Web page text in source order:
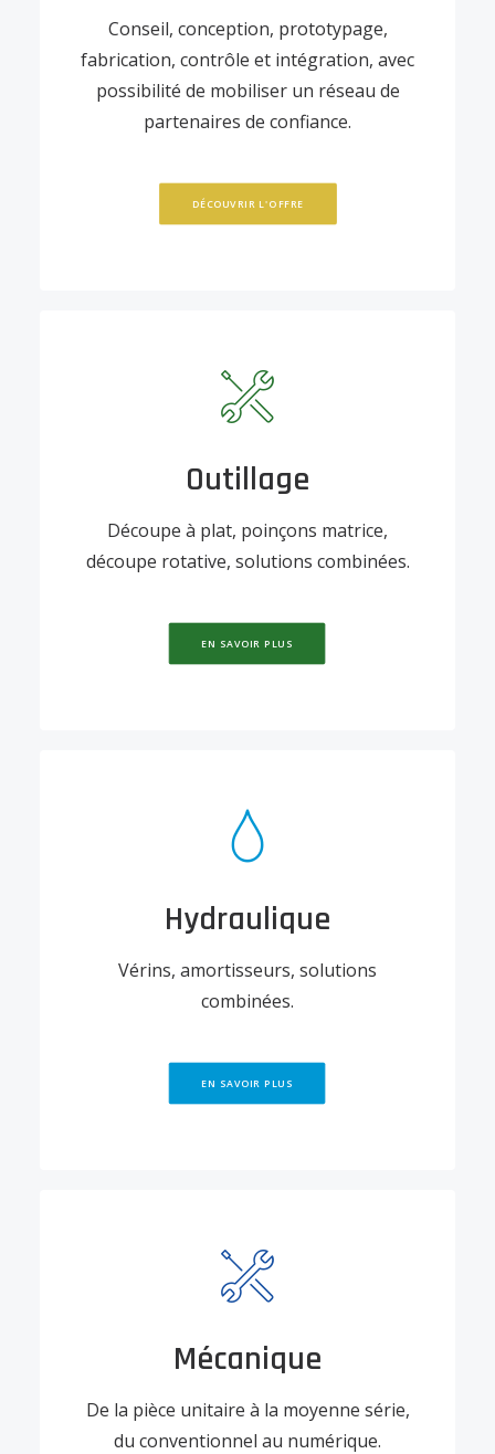
Conseil, conception, prototypage,
fabrication, contrôle et intégration, avec
possibilité de mobiliser un réseau de
partenaires de confiance.
DÉCOUVRIR L'OFFRE
Outillage
Découpe à plat, poinçons matrice,
découpe rotative, solutions combinées.
EN SAVOIR PLUS
Hydraulique
Vérins, amortisseurs, solutions
combinées.
EN SAVOIR PLUS
Mécanique
De la pièce unitaire à la moyenne série,
du conventionnel au numérique.